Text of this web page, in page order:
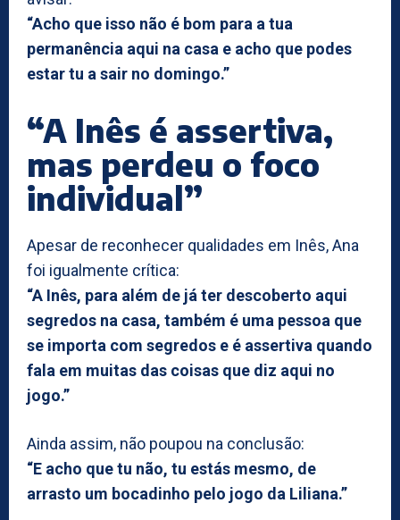
“Acho que isso não é bom para a tua
permanência aqui na casa e acho que podes
estar tu a sair no domingo.”
“A Inês é assertiva,
mas perdeu o foco
individual”
Apesar de reconhecer qualidades em Inês, Ana
foi igualmente crítica:
“A Inês, para além de já ter descoberto aqui
segredos na casa, também é uma pessoa que
se importa com segredos e é assertiva quando
fala em muitas das coisas que diz aqui no
jogo.”
Ainda assim, não poupou na conclusão:
“E acho que tu não, tu estás mesmo, de
arrasto um bocadinho pelo jogo da Liliana.”